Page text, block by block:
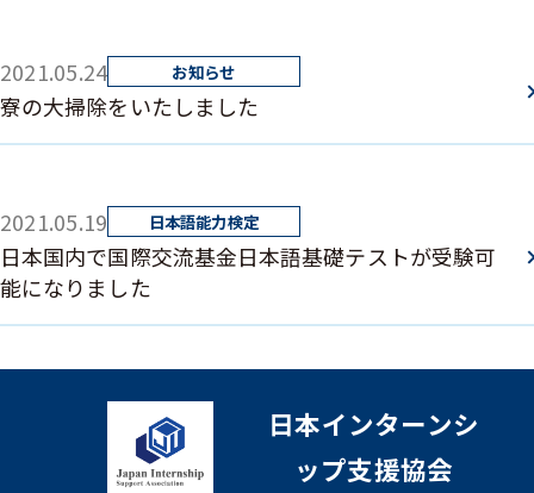
2021.05.24
寮の大掃除をいたしました
2021.05.19
日本国内で国際交流基金日本語基礎テストが受験可
能になりました
日本インターンシ
ップ支援協会